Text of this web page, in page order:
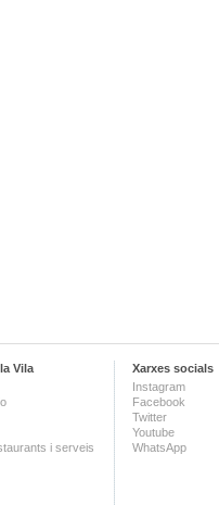
Vila
i serveis
Xarxes socials
Instagram
Facebook
Twitter
Youtube
WhatsApp